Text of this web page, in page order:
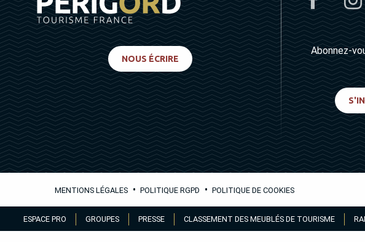
au
ESPACE PRO GROUPES PRESSE CLASSEMENT DES MEUBLÉS DE TOURISME
NOUS ÉCRIRE
Abonnez-
MENTIONS LÉGALES • POLITIQUE RGPD • POLITIQUE DE COOKIES